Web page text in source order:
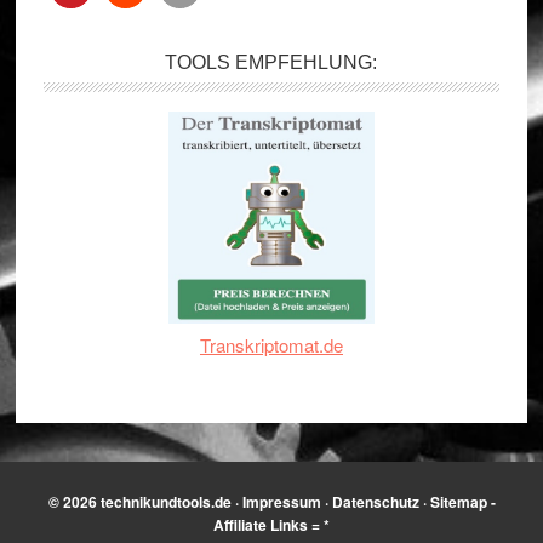
TOOLS EMPFEHLUNG:
Transkriptomat.de
© 2026technikundtools.de·Impressum · Datenschutz·Sitemap-
Affiliate Links = *